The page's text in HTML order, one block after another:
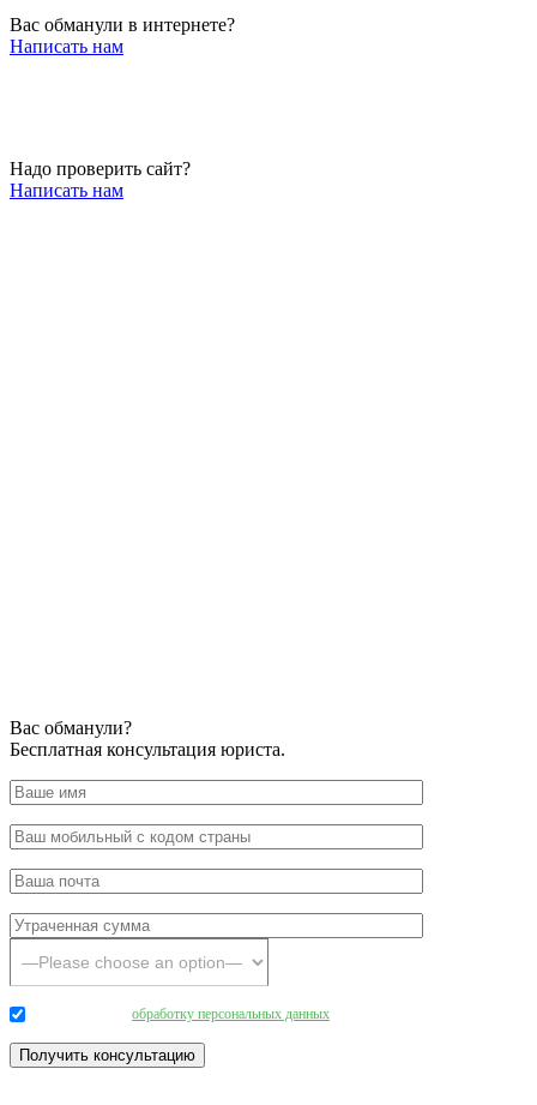
Вас обманули в интернете?
Написать нам
Надо проверить сайт?
Написать нам
Вас обманули?
Бесплатная консультация юриста.
обработку персональных данных